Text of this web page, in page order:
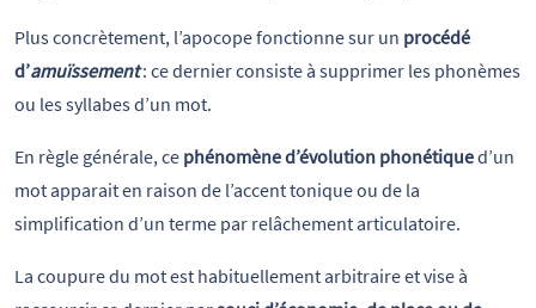
Plus concrètement, l’apocope fonctionne sur un procédé
d’amuïssement : ce dernier consiste à supprimer les phonèmes
ou les syllabes d’un mot.
En règle générale, ce phénomène d’évolution phonétiqued’un
mot apparait en raison de l’accent tonique ou de la
simplification d’un terme par relâchement articulatoire.
La coupure du mot est habituellement arbitraire et vise à